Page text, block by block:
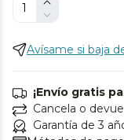
Avísame si baja
¡Envío gratis
Cancela o
Garantía de 3